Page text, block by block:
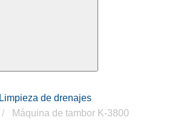
Limpieza de drenajes
Máquina de tambor K-3800